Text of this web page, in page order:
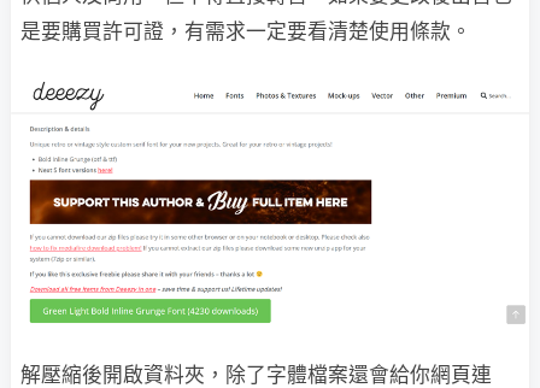
是要購買許可證，有需求一定要看清楚使用條款。
解壓縮後開啟資料夾，除了字體檔案還會給你網頁連